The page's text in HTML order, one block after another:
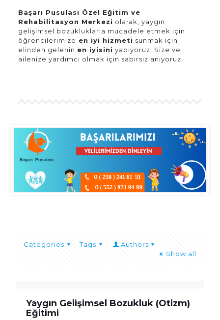
Başarı Pusulası Özel Eğitim ve
Rehabilitasyon Merkezi olarak, yaygın
gelişimsel bozukluklarla mücadele etmek için
öğrencilerimize en iyi hizmeti sunmak için
elinden gelenin en iyisini yapıyoruz. Size ve
ailenize yardımcı olmak için sabırsızlanıyoruz
Categories Tags
Authors
Show all
Yaygın Gelişimsel Bozukluk (Otizm)
Eğitimi